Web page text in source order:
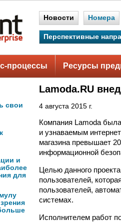
Новости Номера
Перспективные
процессы Ресурсы
свои
и
для
Lamoda.RU
4 августа 2015 г.
Компания Lamoda
и узнаваемым
магазина превышает
информационной
Целью данного
пользователей,
пользователей,
системах.
Исполнителем работ